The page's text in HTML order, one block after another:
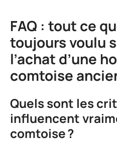
FAQ : tout ce
toujours voulu
l’achat d’une
comtoise
Quels sont les
influencent
comtoise ?